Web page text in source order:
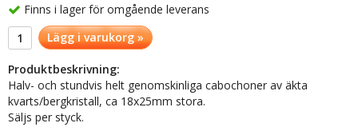
Finns i lager för omgående leverans
Lägg i varukorg »
Produktbeskrivning:
Halv- och stundvis helt genomskinliga cabochoner av äkta
kvarts/bergkristall, ca 18x25mm stora.
Säljs per styck.